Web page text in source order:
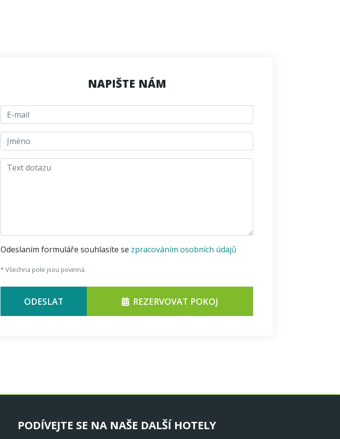
NAPIŠTE NÁM
E-mail
jmeno
Text dotazu
Odeslaním formuláře souhlasíte se zpracováním osobních údajů
* Všechna pole jsou povinná.
ODESLAT REZERVOVAT POKOJ
PODÍVEJTE SE NA NAŠE DALŠÍ HOTELY